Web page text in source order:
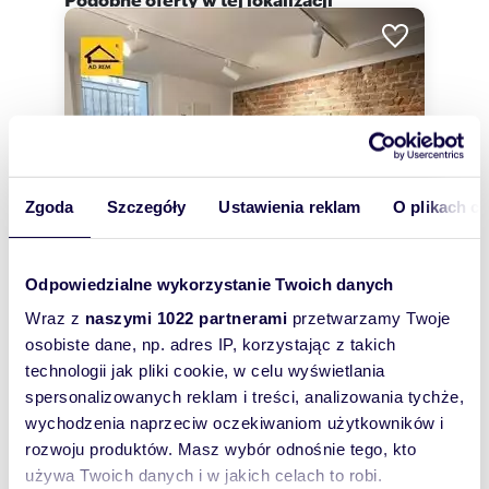
Zgoda Szczegóły Ustawienia reklam O plikach
Odpowiedzialne wykorzystanie Twoich danych
Wraz z naszymi 1022 partnerami przetwarzamy Twoje
osobiste dane, np. adres IP, korzystając z takich
technologii jak pliki cookie, w celu wyświetlania
spersonalizowanych reklam i treści, analizowania tychże,
wychodzenia naprzeciw oczekiwaniom użytkowników i
rozwoju produktów. Masz wybór odnośnie tego, kto
używa Twoich danych i w jakich celach to robi.
15,70 m2 1 10 828zł/m 2
Lokal użytkowy w centrum Lublina,
gotowy do wejścia.
170 000 zł
lokal użytkowy Lublin, Śródmieście,
Centrum, Narutowicza